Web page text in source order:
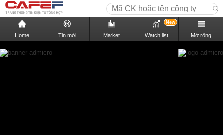
Home Tin mới Market Watch list
New
Mở rộng